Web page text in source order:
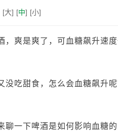
[大] [中] [小]
爽是爽了，可血糖飙升速度
没吃甜食，怎么会血糖飙升
聊一下啤酒是如何影响血糖